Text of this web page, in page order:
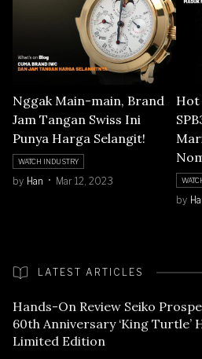
Nggak Main-main, Brand
Jam Tangan Swiss Ini
Punya Harga Selangit!
WATCH INDUSTRY
by Han Mar 12, 2023
Hot
by
LATEST ARTICLES
Hands-On Review Seiko
60th Anniversary ‘King Turtle’
Limited Edition